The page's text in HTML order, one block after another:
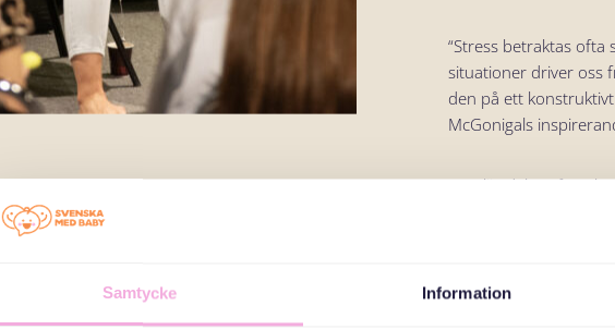
Samtycke Information
“Stress betraktas ofta
situationer driver oss
den på ett
McGonigals
Nataliia delar några
Börja med att ta
frigör ämnen som
dig om att de är